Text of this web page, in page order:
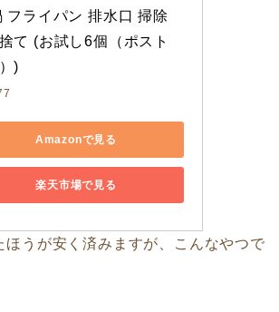
フライパン 排水口 掃除
て (お試し6個（ポスト
)
Amazonで見る
楽天市場で見る
ほうが安く済みますが、こんなやつで